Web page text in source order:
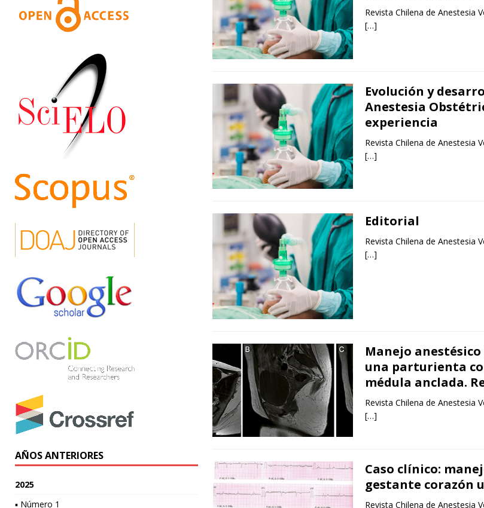
Revista Chilena de Anestesia
[…]
Evolución y
Anestesia
experiencia
Revista Chilena de Anestesia
[…]
Editorial
Revista Chilena de Anestesia
[…]
Manejo
una parturienta
médula anclada.
Revista Chilena de Anestesia
[…]
Caso clínico:
gestante corazón
Revista Chilena de Anestesia
AÑOS ANTERIORES
2025
▪ Número 1